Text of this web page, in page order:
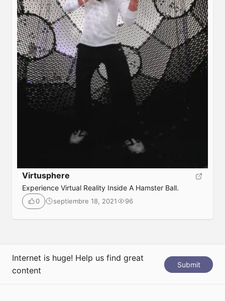
Virtusphere
Experience Virtual Reality Inside A Hamster Ball.
0 septiembre 18, 2021 96
Internet is huge! Help us find great
content
Submit